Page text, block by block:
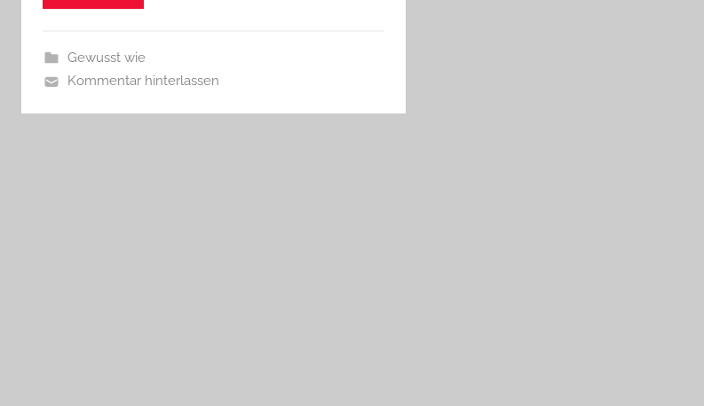
Gewusst wie
Kommentar hinterlassen